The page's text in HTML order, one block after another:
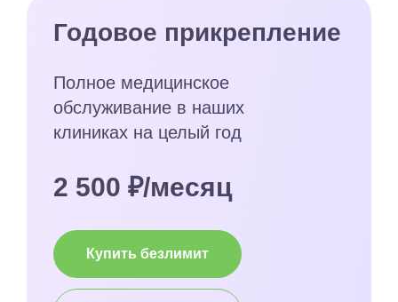
Годовое прикрепление
Полное медицинское
обслуживание в наших
клиниках на целый год
2 500 ₽/месяц
Купить безлимит